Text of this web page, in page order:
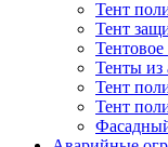
Тент
Тент
Тенты из
Тент
Тент